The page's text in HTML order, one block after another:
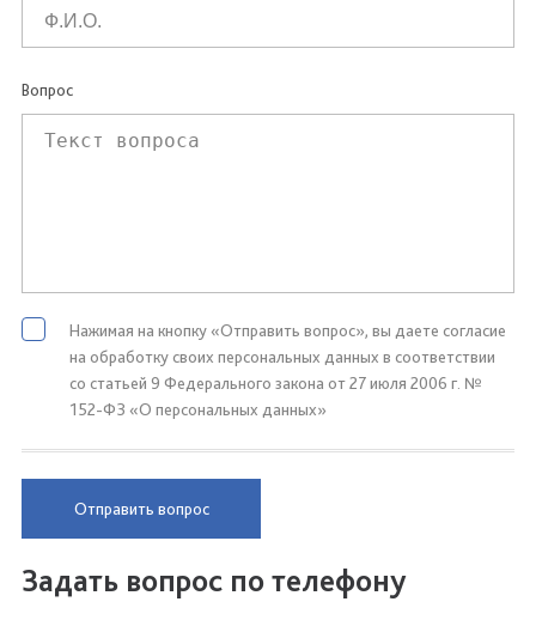
Вопрос
Нажимая на кнопку «Отправить вопрос», вы даете согласие
на обработку своих персональных данных в соответствии
со статьей 9 Федерального закона от 27 июля 2006 г. №
152-ФЗ «О персональных данных»
Отправить вопрос
Задать вопрос по телефону